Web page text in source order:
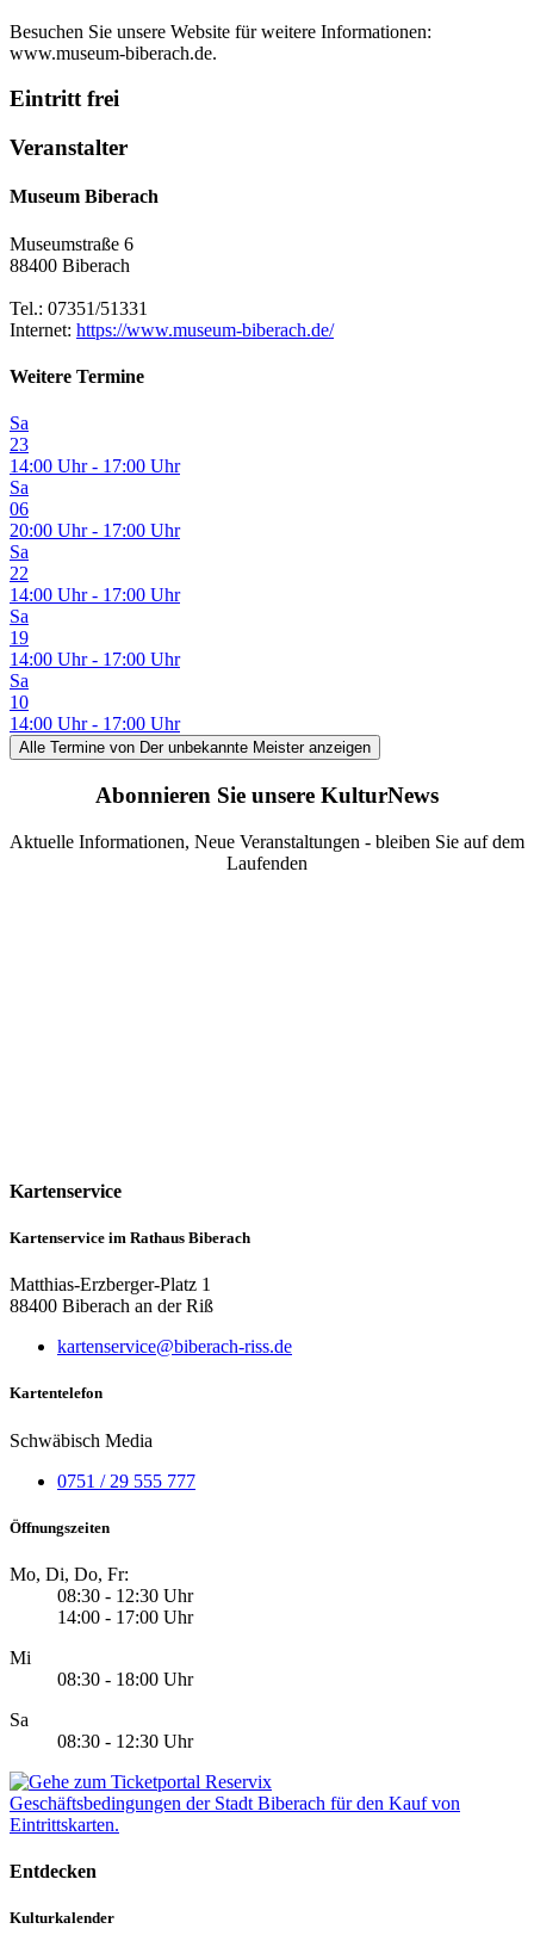
Besuchen Sie unsere Website für weitere Informationen:
www.museum-biberach.de.
Eintritt frei
Veranstalter
Museum Biberach
Museumstraße 6
88400 Biberach
Tel.: 07351/51331
Internet: https://www.museum-biberach.de/
Weitere Termine
Sa
23
14:00 Uhr - 17:00 Uhr
Sa
06
20:00 Uhr - 17:00 Uhr
Sa
22
14:00 Uhr - 17:00 Uhr
Sa
19
14:00 Uhr - 17:00 Uhr
Sa
10
14:00 Uhr - 17:00 Uhr
Alle Termine von Der unbekannte Meister anzeigen
Abonnieren Sie unsere KulturNews
Aktuelle Informationen, Neue Veranstaltungen - bleiben Sie auf dem
Laufenden
Kartenservice
Kartenservice im Rathaus Biberach
Matthias-Erzberger-Platz 1
88400 Biberach an der Riß
kartenservice@biberach-riss.de
Kartentelefon
Schwäbisch Media
0751 / 29 555 777
Öffnungszeiten
Mo, Di, Do, Fr:
08:30 - 12:30 Uhr
14:00 - 17:00 Uhr
Mi
08:30 - 18:00 Uhr
Sa
08:30 - 12:30 Uhr
Geschäftsbedingungen der Stadt Biberach für den Kauf von
Eintrittskarten.
Entdecken
Kulturkalender